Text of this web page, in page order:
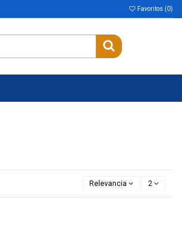
Favoritos (0)
Relevancia 2